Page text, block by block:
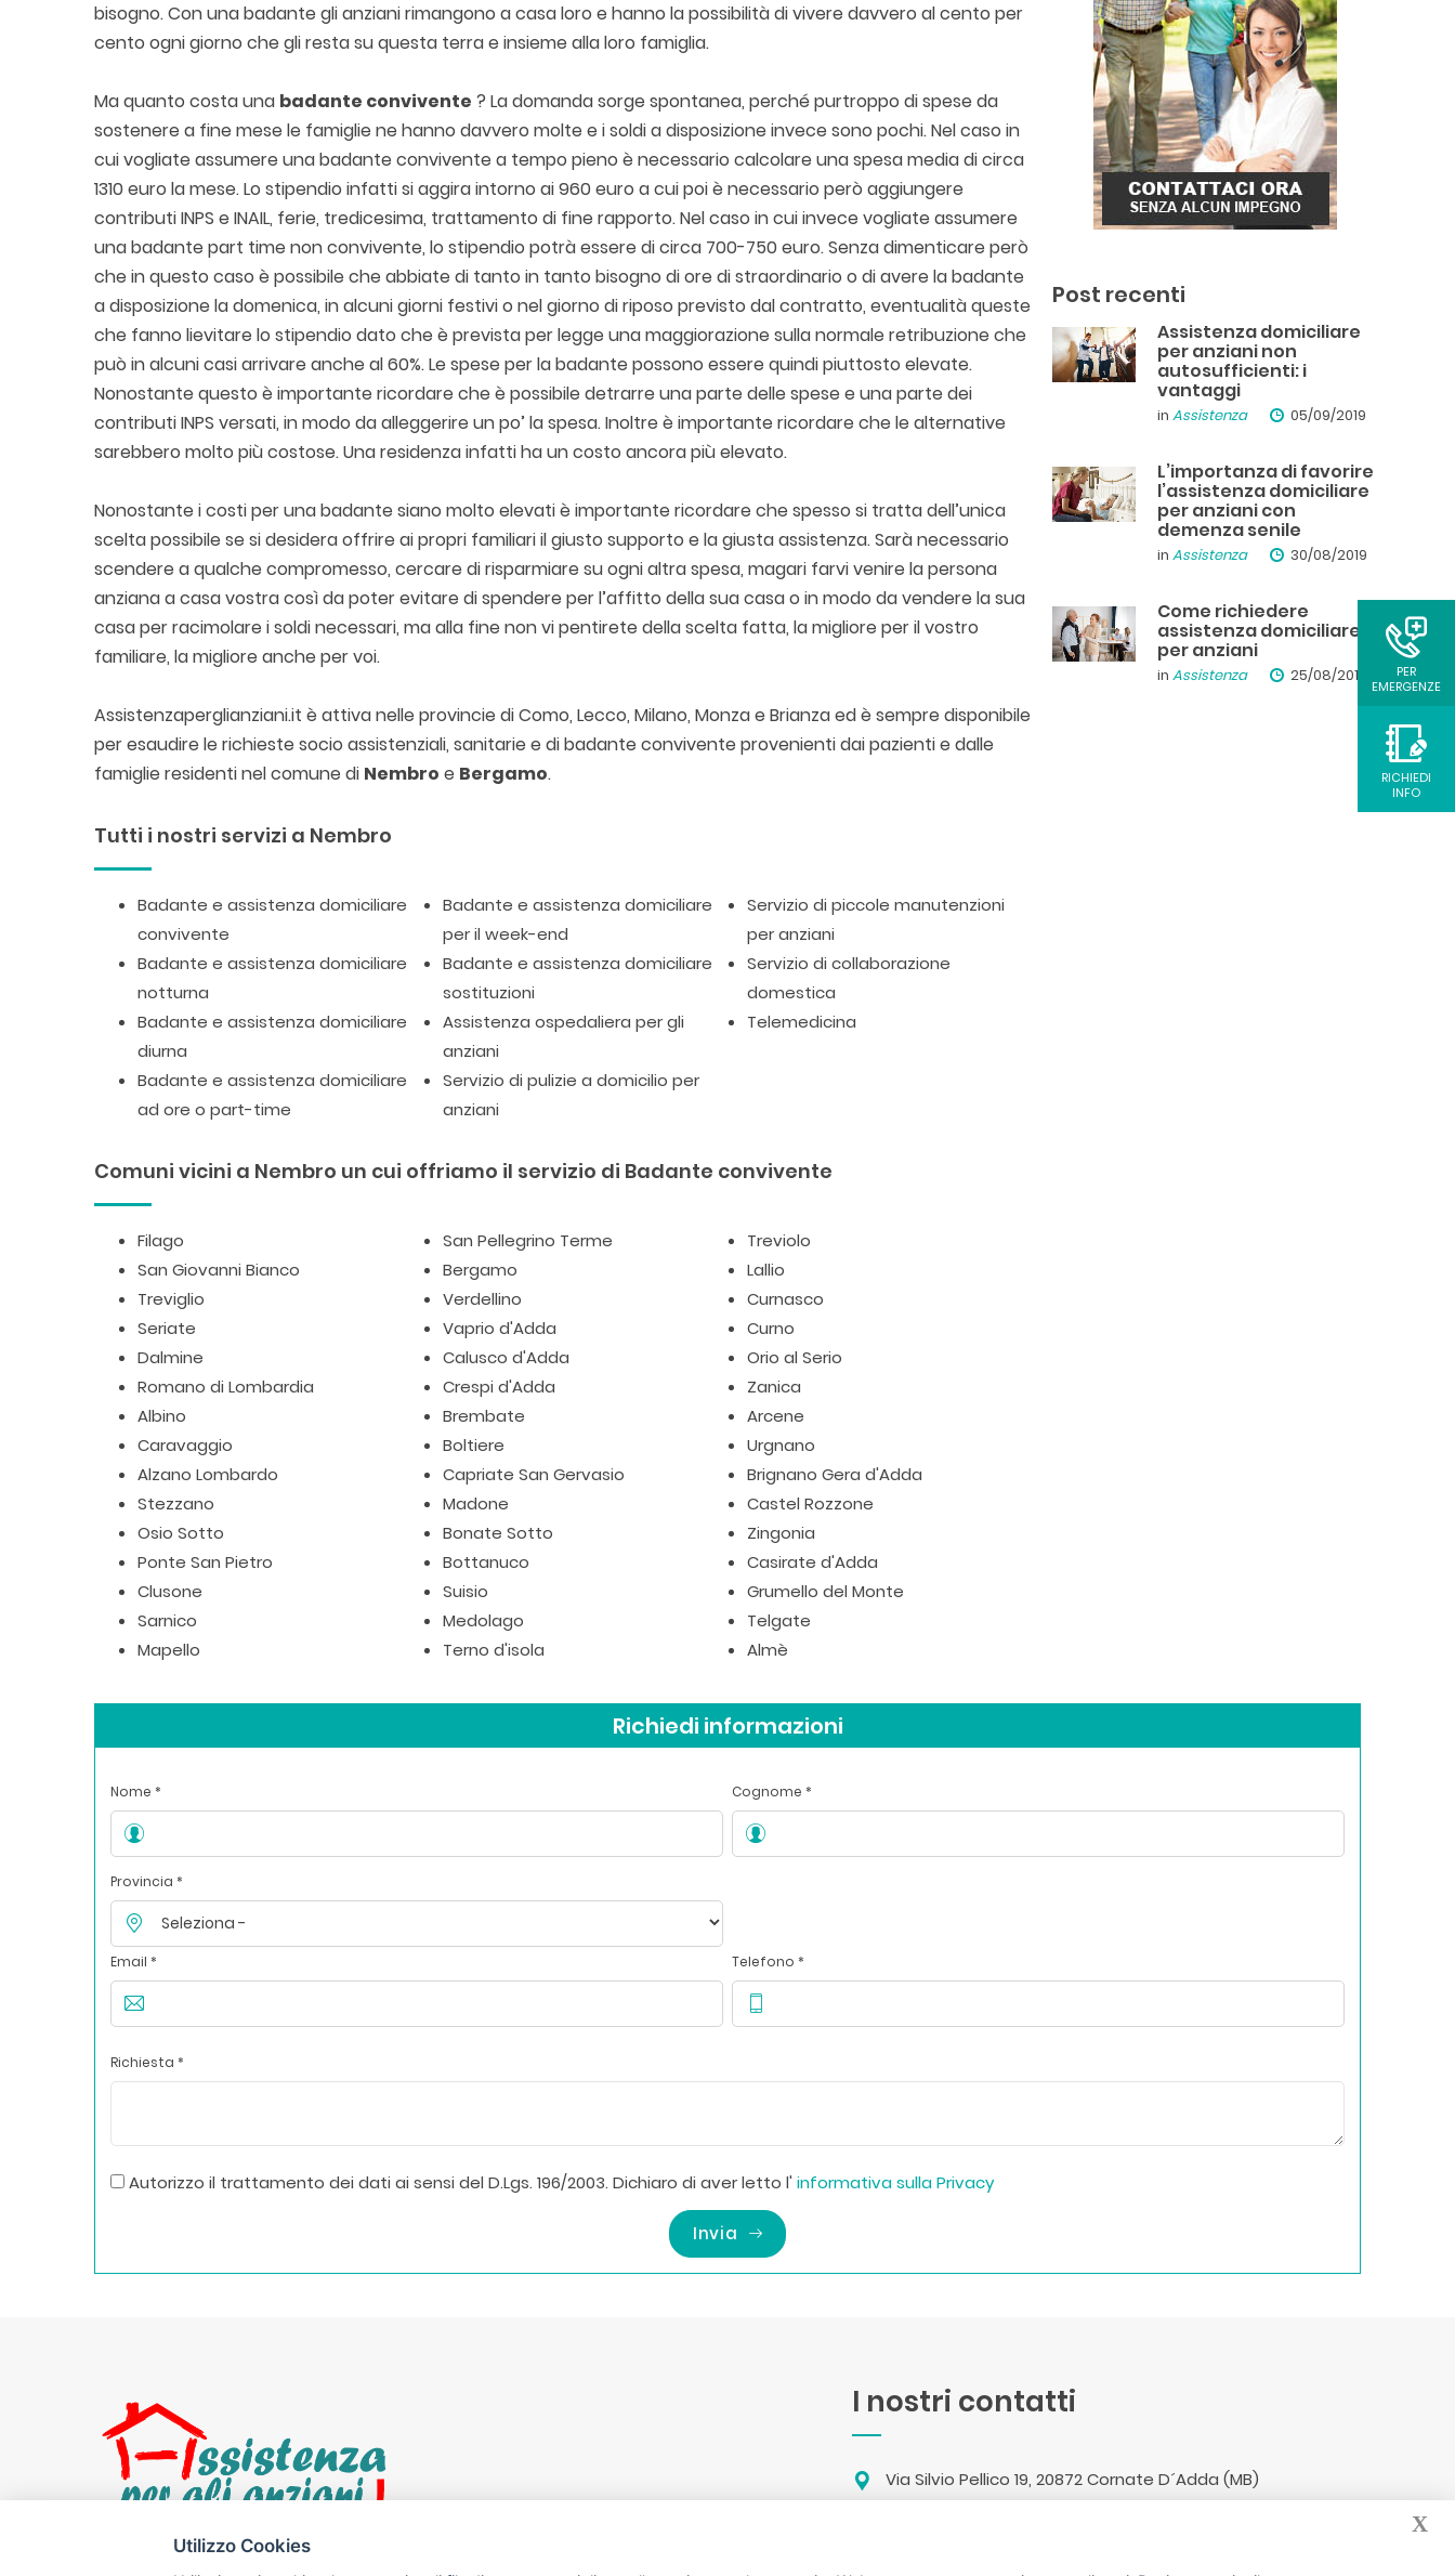
PER
EMERGENZE
RICHIEDI
INFO
bisogno. Con una badante gli anziani rimangono a casa loro e hanno la possibilità di vivere davvero al cento per
cento ogni giorno che gli resta su questa terra e insieme alla loro famiglia.
Ma quanto costa una badante convivente ? La domanda sorge spontanea, perché purtroppo di spese da
sostenere a fine mese le famiglie ne hanno davvero molte e i soldi a disposizione invece sono pochi. Nel caso in
cui vogliate assumere una badante convivente a tempo pieno è necessario calcolare una spesa media di circa
1310 euro la mese. Lo stipendio infatti si aggira intorno ai 960 euro a cui poi è necessario però aggiungere
contributi INPS e INAIL, ferie, tredicesima, trattamento di fine rapporto. Nel caso in cui invece vogliate assumere
una badante part time non convivente, lo stipendio potrà essere di circa 700-750 euro. Senza dimenticare però
che in questo caso è possibile che abbiate di tanto in tanto bisogno di ore di straordinario o di avere la badante
a disposizione la domenica, in alcuni giorni festivi o nel giorno di riposo previsto dal contratto, eventualità queste
che fanno lievitare lo stipendio dato che è prevista per legge una maggiorazione sulla normale retribuzione che
può in alcuni casi arrivare anche al 60%. Le spese per la badante possono essere quindi piuttosto elevate.
Nonostante questo è importante ricordare che è possibile detrarre una parte delle spese e una parte dei
contributi INPS versati, in modo da alleggerire un po’ la spesa. Inoltre è importante ricordare che le alternative
sarebbero molto più costose. Una residenza infatti ha un costo ancora più elevato.
Nonostante i costi per una badante siano molto elevati è importante ricordare che spesso si tratta dell’unica
scelta possibile se si desidera offrire ai propri familiari il giusto supporto e la giusta assistenza. Sarà necessario
scendere a qualche compromesso, cercare di risparmiare su ogni altra spesa, magari farvi venire la persona
anziana a casa vostra così da poter evitare di spendere per l’affitto della sua casa o in modo da vendere la sua
casa per racimolare i soldi necessari, ma alla fine non vi pentirete della scelta fatta, la migliore per il vostro
familiare, la migliore anche per voi.
Assistenzaperglianziani.it è attiva nelle provincie di Como, Lecco, Milano, Monza e Brianza ed è sempre disponibile
per esaudire le richieste socio assistenziali, sanitarie e di badante convivente provenienti dai pazienti e dalle
famiglie residenti nel comune di Nembro e Bergamo.
Tutti i nostri servizi a Nembro
Badante e assistenza domiciliare
convivente
Badante e assistenza domiciliare
notturna
Badante e assistenza domiciliare
diurna
Badante e assistenza domiciliare
ad ore o part-time
Badante e assistenza domiciliare
per il week-end
Badante e assistenza domiciliare
sostituzioni
Assistenza ospedaliera per gli
anziani
Servizio di pulizie a domicilio per
anziani
Servizio di piccole manutenzioni
per anziani
Servizio di collaborazione
domestica
Telemedicina
Comuni vicini a Nembro un cui offriamo il servizio di Badante convivente
Filago
San Giovanni Bianco
Treviglio
Seriate
Dalmine
Romano di Lombardia
Albino
Caravaggio
Alzano Lombardo
Stezzano
Osio Sotto
Ponte San Pietro
Clusone
Sarnico
Mapello
San Pellegrino Terme
Bergamo
Verdellino
Vaprio d'Adda
Calusco d'Adda
Crespi d'Adda
Brembate
Boltiere
Capriate San Gervasio
Madone
Bonate Sotto
Bottanuco
Suisio
Medolago
Terno d'isola
Treviolo
Lallio
Curnasco
Curno
Orio al Serio
Zanica
Arcene
Urgnano
Brignano Gera d'Adda
Castel Rozzone
Zingonia
Casirate d'Adda
Grumello del Monte
Telgate
Almè
Post recenti
Assistenza domiciliare
per anziani non
autosufficienti: i
vantaggi
in Assistenza 05/09/2019
L’importanza di favorire
l’assistenza domiciliare
per anziani con
demenza senile
in Assistenza 30/08/2019
Come richiedere
assistenza domiciliare
per anziani
in Assistenza 25/08/2019
Richiedi informazioni
Nome * Cognome *
Provincia *
Email * Telefono *
Richiesta *
Autorizzo il trattamento dei dati ai sensi del D.Lgs. 196/2003. Dichiaro di aver letto l' informativa sulla Privacy
Invia
Assistenza per gli anziani Monza Milano eBergamo
I nostri contatti
Via Silvio Pellico 19, 20872 Cornate D´Adda (MB)
Utilizzo Cookies
X